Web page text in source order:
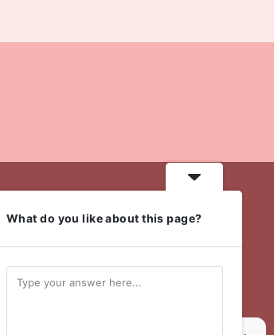
MI CUENTA
CARRITO
What do you like about this page?